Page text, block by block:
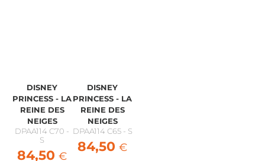
DISNEY
PRINCESS - LA
REINE DES
NEIGES
DPAA114 C70 -
S
84,50 €
DISNEY
PRINCESS - LA
REINE DES
NEIGES
DPAA114 C65 - S
84,50 €